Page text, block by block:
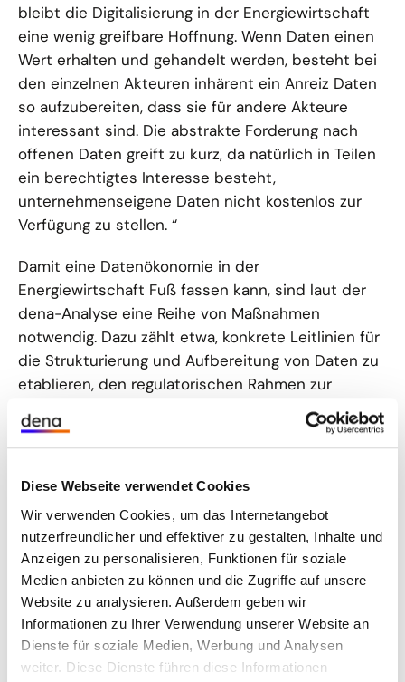
Diese Webseite verwendet Cookies
Wir verwenden Cookies, um das Internetangebot
nutzerfreundlicher und effektiver zu gestalten, Inhalte und
Anzeigen zu personalisieren, Funktionen für soziale
Medien anbieten zu können und die Zugriffe auf unsere
Website zu analysieren. Außerdem geben wir
Informationen zu Ihrer Verwendung unserer Website an
Dienste für soziale Medien, Werbung und Analysen
weiter. Diese Dienste führen diese Informationen
bleibt die Digitalisierung in der Energiewirtschaft
eine wenig greifbare Hoffnung. Wenn Daten einen
Wert erhalten und gehandelt werden, besteht bei
den einzelnen Akteuren inhärent ein Anreiz Daten
so aufzubereiten, dass sie für andere Akteure
interessant sind. Die abstrakte Forderung nach
offenen Daten greift zu kurz, da natürlich in Teilen
ein berechtigtes Interesse besteht,
unternehmenseigene Daten nicht kostenlos zur
Verfügung zu stellen. “
Damit eine Datenökonomie in der
Energiewirtschaft Fuß fassen kann, sind laut der
dena-Analyse eine Reihe von Maßnahmen
notwendig. Dazu zählt etwa, konkrete Leitlinien für
die Strukturierung und Aufbereitung von Daten zu
etablieren, den regulatorischen Rahmen zur
Innovationsprämien) anzupassen sowie
Datenplattformen oder unmittelbare
Austauschoptionen zu entwickeln, die einen
Akteuren fördern. Weiterhin empfiehlt die Analyse,
konkrete Pilotprojekte z.B. im Rahmen von
Förderwettbewerben durchzuführen, die den
Mehrwert der Datenökonomie
öffentlichkeitswirksam hervorheben.
„Diese Thematik stellt eine wesentliche Säule der